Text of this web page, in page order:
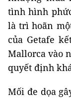
tình hình
là trì hoãn
của Getafe
Mallorca vào
quyết định
Mối đe dọa